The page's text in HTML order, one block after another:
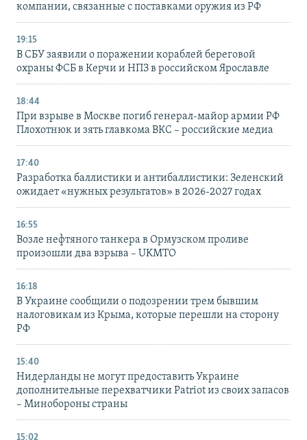
компании, связанные с поставками оружия из РФ
19:15
В СБУ заявили о поражении кораблей береговой
охраны ФСБ в Керчи и НПЗ в российском Ярославле
18:44
При взрыве в Москве погиб генерал-майор армии РФ
Плохотнюк и зять главкома ВКС – российские медиа
17:40
Разработка баллистики и антибаллистики: Зеленский
ожидает «нужных результатов» в 2026-2027 годах
16:55
Возле нефтяного танкера в Ормузском проливе
произошли два взрыва – UKMTO
16:18
В Украине сообщили о подозрении трем бывшим
налоговикам из Крыма, которые перешли на сторону
РФ
15:40
Нидерланды не могут предоставить Украине
дополнительные перехватчики Patriot из своих запасов
– Минобороны страны
15:02